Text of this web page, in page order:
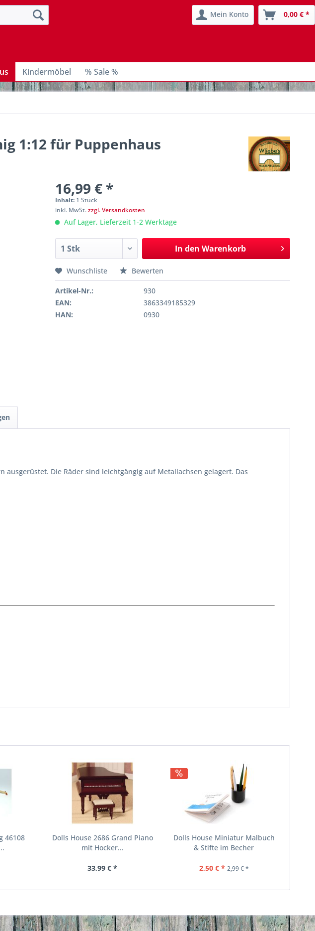
Mein Konto 0,00 € *
Kindermöbel % Sale %
1:12 für Puppenhaus
16,99 € *
Inhalt: 1 Stück
inkl. MwSt.zzgl. Versandkosten
Auf Lager, Lieferzeit 1-2 Werktage
In den Warenkorb
Wunschliste Bewerten
Artikel-Nr.:
930
EAN:
3863349185329
HAN:
0930
Die Räder sind leichtgängig auf Metallachsen gelagert. Das
46108
Dolls House 2686 Grand Piano
mit Hocker...
33,99 € *
Dolls House Miniatur Malbuch
& Stifte im Becher
2,50 € * 2,99 € *